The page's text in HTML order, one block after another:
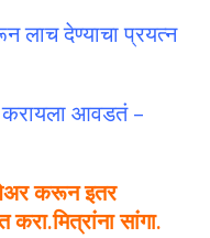
लाच देण्याचा प्रयत्न
करायला आवडतं –
करून इतर
सांगा.